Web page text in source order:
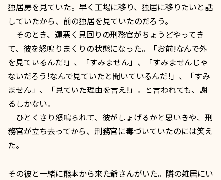
独居房を見ていた。早く工場に移り、独居に移りたいと話
していたから、前の独居を見ていたのだろう。
そのとき、運悪く見回りの刑務官がちょうどやってき
て、彼を怒鳴りまくりの状態になった。「お前!なんで外
を見ているんだ!」、「すみません」、「すみませんじゃ
ないだろう!なんで見ていたと聞いているんだ!」、「すみ
ません」、「見ていた理由を言え!」。と言われても、謝
るしかない。
ひとくさり怒鳴られて、彼がしょげるかと思いきや、刑
務官が立ち去ってから、刑務官に毒づいていたのには笑え
た。
その彼と一緒に熊本から来た爺さんがいた。隣の雑居にい